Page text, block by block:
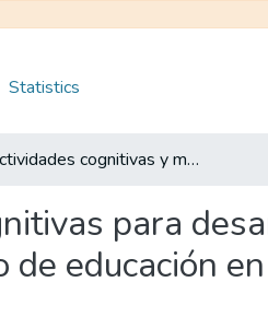
Statistics
Actividades cognitivas y metacognitivas para desarrollar las habilidades lingüísticas en estudiantes de 4to de educación en la Unidad Educativa Corazón de María
para
educación